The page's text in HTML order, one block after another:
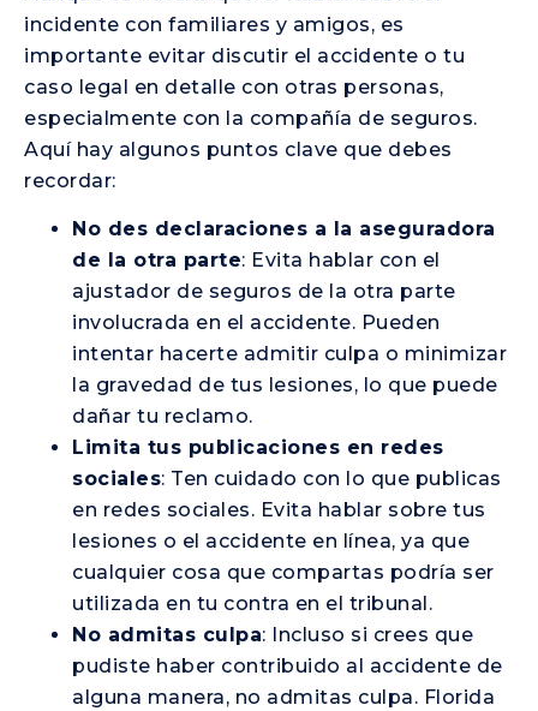
incidente con familiares y amigos, es
importante evitar discutir el accidente o tu
caso legal en detalle con otras personas,
especialmente con la compañía de seguros.
Aquí hay algunos puntos clave que debes
recordar:
No des declaraciones a la aseguradora
de la otra parte: Evita hablar con el
ajustador de seguros de la otra parte
involucrada en el accidente. Pueden
intentar hacerte admitir culpa o minimizar
la gravedad de tus lesiones, lo que puede
dañar tu reclamo.
Limita tus publicaciones en redes
sociales: Ten cuidado con lo que publicas
en redes sociales. Evita hablar sobre tus
lesiones o el accidente en línea, ya que
cualquier cosa que compartas podría ser
utilizada en tu contra en el tribunal.
No admitas culpa: Incluso si crees que
pudiste haber contribuido al accidente de
alguna manera, no admitas culpa. Florida